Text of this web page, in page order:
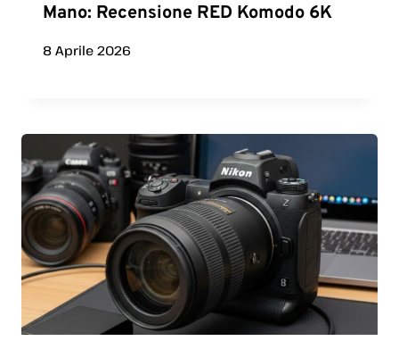
Mano: Recensione RED Komodo 6K
8 Aprile 2026